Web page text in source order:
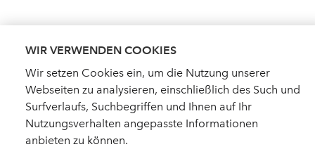
WIR VERWENDEN COOKIES
Wir setzen Cookies ein, um die Nutzung unserer
Webseiten zu analysieren, einschließlich des Such und
Surfverlaufs, Suchbegriffen und Ihnen auf Ihr
Nutzungsverhalten angepasste Informationen
anbieten zu können.